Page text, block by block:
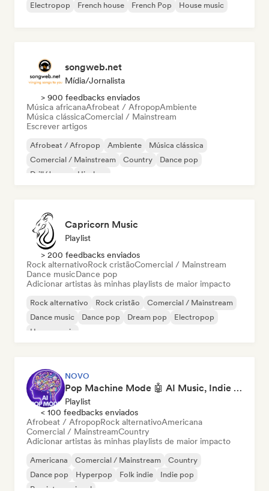
Electropop
French house French Pop House music
songweb.net
Mídia/Jornalista
> 900 feedbacks enviados
Música africanaAfrobeat / AfropopAmbiente
Música clássicaComercial / Mainstream
Escrever artigos
Afrobeat / Afropop Ambiente
Música clássica
Comercial / Mainstream
Country
Dance pop
Drill/Jersey
Hip-hop
Capricorn Music
Playlist
> 200 feedbacks enviados
Rock alternativoRock cristãoComercial / Mainstream
Dance musicDance pop
Adicionar artistas às minhas playlists de maior impacto
Rock alternativo Rock cristão
Comercial / Mainstream
Dance music
Dance pop Dream pop
Electropop
House music
NOVO
Pop Machine Mode 🤖 AI Music, Indie Pop & Dream Pop
Playlist
< 100 feedbacks enviados
Afrobeat / AfropopRock alternativoAmericana
Comercial / MainstreamCountry
Adicionar artistas às minhas playlists de maior impacto
Americana Comercial / Mainstream
Country
Dance pop
Hyperpop Folk indie
Indie pop
Pop internacional